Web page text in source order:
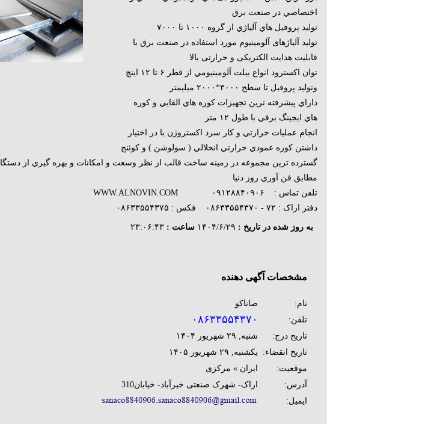
اختصاصي در صنعت برق
توليد پروفيل هاي آلياژي از گروه ۱۰۰۰ تا ۷۰۰۰
تولید آلیاژهای آلومینیوم مورد استفاده در صنعت برق با
قابلیت هدایت الکتریکی و حرارتی بالا
توان اكسترود انواع بيلت آلومينيومي از قطر ۶ تا ۱۲ اينچ
وتولید پروفیل تا سطح ۳۰۰۰*۲۰۰۰ میلیمتر
داراي پيشرفته ترين تجهيزات كوره هاي القايي و كوره
هاي ايجينگ برقي با طول ۱۲ متر
انجام عمليات حرارتي و كار سرد اكستروژن با در اختيار
داشتن كوره عمودي حرارتي انحلالي ( سولوشن ) و كوئنج
گسترده ترين مجموعه در زمينه ساخت قالب از نظر وسعت و امكانات و بهره گيري از
مطابق فن آوري روز دنيا
تلفن تماس : ۰۹۱۲۸۸۴۰۹۰۶ WWW.ALNOVIN.COM
دفتر اراک : ۷۲ - ۰۸۶۳۳۵۵۴۳۷۰ فکس : ۰۸۶۳۳۵۵۴۳۷۵
به روز شده در تاریخ : ۱۴۰۴/۶/۲۹ ساعت :۲۳:۰۶:۴۳
مشخصات آگهی دهنده
نام:
صاناکو
تلفن:
۰۸۶۳۳۵۵۴۳۷۰
تاریخ درج:
شنبه, ۲۹ شهريور ۱۴۰۴
تاریخ انقضاء:
يکشنبه, ۲۹ شهريور ۱۴۰۵
موقعیت:
ایران » مرکزی
آدرس:
اراک- شهرک صنعتی خیرآباد- خیابان310
ایمیل: